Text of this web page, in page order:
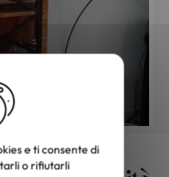
Top Chef
Vecchia porta
e ti consente di
o rifiutarli